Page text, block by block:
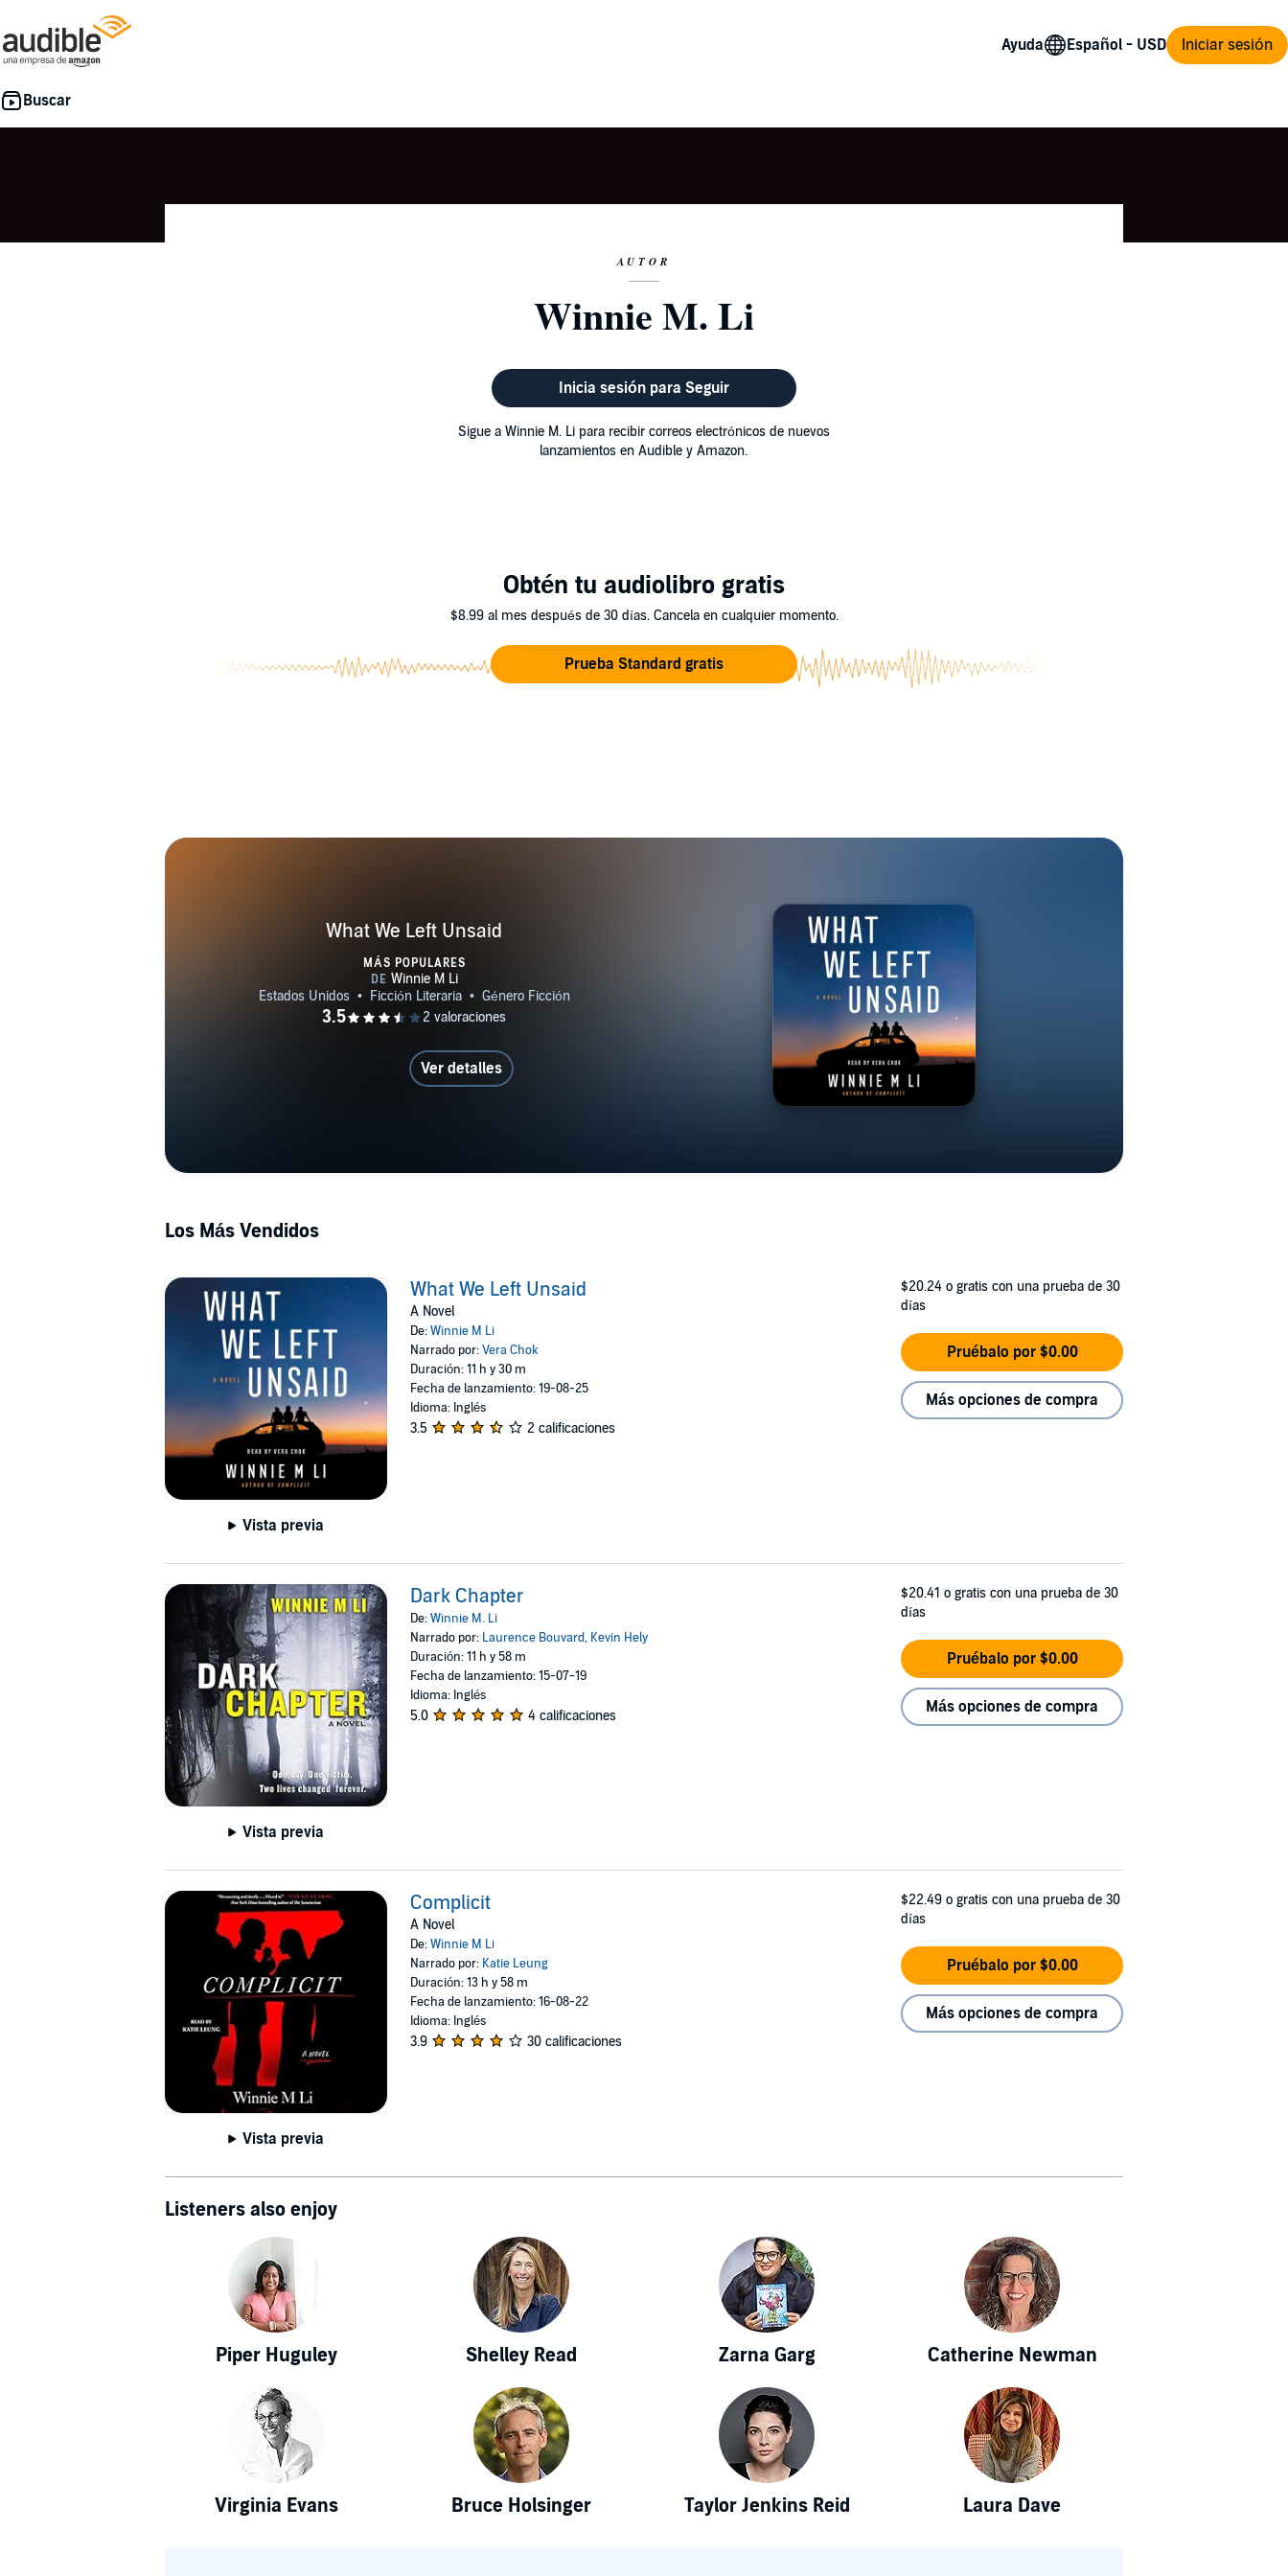
Ayuda Iniciar sesión
AUTOR
Winnie M. Li
Inicia sesión para Seguir
Sigue a Winnie M. Li para recibir correos electrónicos de nuevos
lanzamientos en Audible y Amazon.
Obtén tu audiolibro gratis
$8.99 al mes después de 30 días. Cancela en cualquier momento.
Prueba Standard gratis
What We Left Unsaid
MÁS POPULARES
Ver detalles
Los Más Vendidos
Vista previa
What We Left Unsaid
A Novel
De:Winnie M Li
Narrado por:Vera Chok
Duración: 11 h y 30 m
Fecha de lanzamiento: 19-08-25
Idioma: Inglés
3.5 2 calificaciones
$20.24 o gratis con una prueba de 30
días
Pruébalo por $0.00
Más opciones de compra
Vista previa
Dark Chapter
De:Winnie M. Li
Narrado por: Laurence Bouvard, Kevin Hely
Duración: 11 h y 58 m
Fecha de lanzamiento: 15-07-19
Idioma: Inglés
5.0 4 calificaciones
$20.41 o gratis con una prueba de 30
días
Pruébalo por $0.00
Más opciones de compra
Vista previa
Complicit
A Novel
De:Winnie M Li
Narrado por: Katie Leung
Duración: 13 h y 58 m
Fecha de lanzamiento: 16-08-22
Idioma: Inglés
3.9 30 calificaciones
$22.49 o gratis con una prueba de 30
días
Pruébalo por $0.00
Más opciones de compra
Listeners also enjoy
Piper Huguley Shelley Read Zarna Garg Catherine Newman
Virginia Evans Bruce Holsinger Taylor Jenkins Reid Laura Dave